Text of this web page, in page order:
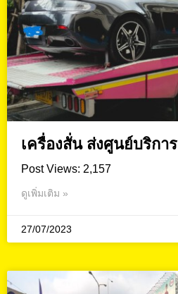
เครื่องสั่น ส่งศูนย์บริการ
Post Views: 2,157
ดูเพิ่มเติม »
27/07/2023